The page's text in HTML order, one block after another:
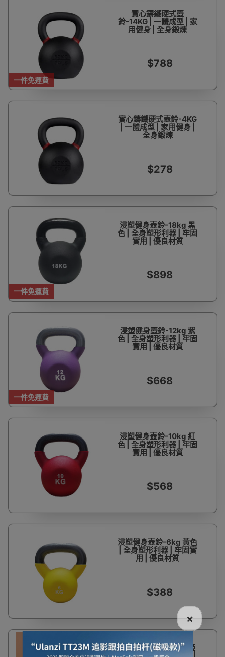
一件免運費
實心鑄鐵硬式壺
鈴-14KG | 一體成型 | 家
用健身 | 全身鍛煉
$788
實心鑄鐵硬式壺鈴-4KG
| 一體成型 | 家用健身 |
全身鍛煉
$278
一件免運費
浸塑健身壺鈴-18kg 黑
色 | 全身塑形利器 | 牢固
實用 | 優良材質
$898
一件免運費
浸塑健身壺鈴-12kg 紫
色 | 全身塑形利器 | 牢固
實用 | 優良材質
$668
浸塑健身壺鈴-10kg 紅
色 | 全身塑形利器 | 牢固
實用 | 優良材質
$568
浸塑健身壺鈴-6kg 黃色
| 全身塑形利器 | 牢固實
用 | 優良材質
$388
家用健身二合一壺鈴啞
×